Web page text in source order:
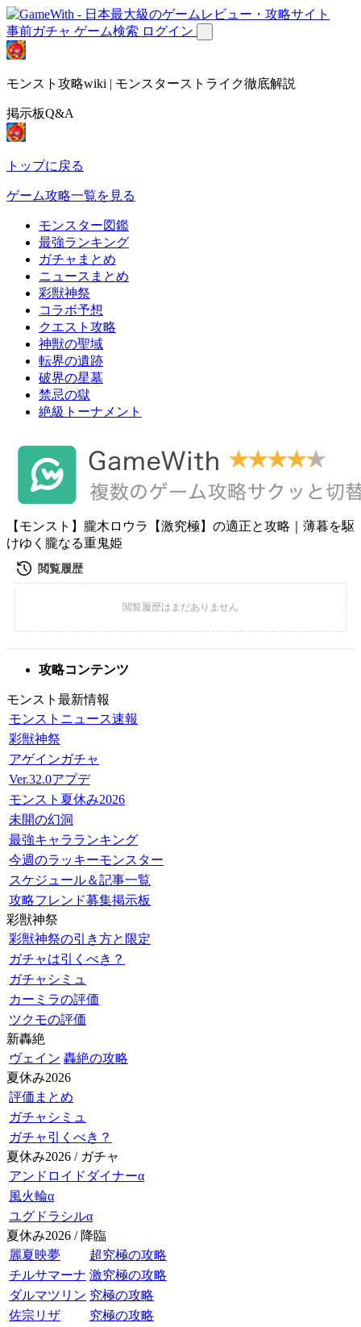
事前ガチャ ゲーム検索 ログイン
モンスト攻略wiki | モンスターストライク徹底解説
掲示板Q&A
トップに戻る
ゲーム攻略一覧を見る
モンスター図鑑
最強ランキング
ガチャまとめ
ニュースまとめ
彩獣神祭
コラボ予想
クエスト攻略
神獣の聖域
転界の遺跡
破界の星墓
禁忌の獄
絶級トーナメント
【モンスト】朧木ロウラ【激究極】の適正と攻略｜薄暮を駆
けゆく朧なる重鬼姫
攻略コンテンツ
モンスト最新情報
モンストニュース速報
彩獣神祭
アゲインガチャ
Ver.32.0アプデ
モンスト夏休み2026
未開の幻洞
最強キャラランキング
今週のラッキーモンスター
スケジュール＆記事一覧
攻略フレンド募集掲示板
彩獣神祭
彩獣神祭の引き方と限定
ガチャは引くべき？
ガチャシミュ
カーミラの評価
ツクモの評価
新轟絶
ヴェイン 轟絶の攻略
夏休み2026
評価まとめ
ガチャシミュ
ガチャ引くべき？
夏休み2026 / ガチャ
アンドロイドダイナーα
風火輪α
ユグドラシルα
夏休み2026 / 降臨
麗夏映夢
超究極の攻略
チルサマーナ 激究極の攻略
ダルマツリン 究極の攻略
佐宗リザ
究極の攻略